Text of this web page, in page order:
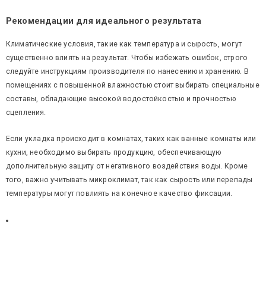
Рекомендации для идеального результата
Климатические условия, такие как температура и сырость, могут
существенно влиять на результат. Чтобы избежать ошибок, строго
следуйте инструкциям производителя по нанесению и хранению. В
помещениях с повышенной влажностью стоит выбирать специальные
составы, обладающие высокой водостойкостью и прочностью
сцепления.
Если укладка происходит в комнатах, таких как ванные комнаты или
кухни, необходимо выбирать продукцию, обеспечивающую
дополнительную защиту от негативного воздействия воды. Кроме
того, важно учитывать микроклимат, так как сырость или перепады
температуры могут повлиять на конечное качество фиксации.